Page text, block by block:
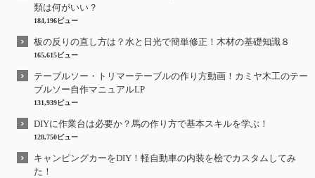
類は何がいい？
184,196ビュー
板の反りの直し方は？水と日光で簡単修正！木材の基礎知識８
165,615ビュー
テーブルソー・トリマーテーブルの作り方動画！カミヤ木工のテー
ブルソー自作マニュアルLP
131,939ビュー
DIYに作業台は必要か？馬の作り方で基本スキルを学ぶ！
128,750ビュー
キャンピングカーをDIY！軽自動車の内装を桧でカスタムしてみ
た！